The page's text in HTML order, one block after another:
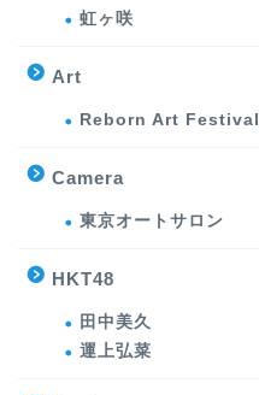
虹ヶ咲
Art
Reborn Art Festival
Camera
東京オートサロン
HKT48
田中美久
運上弘菜